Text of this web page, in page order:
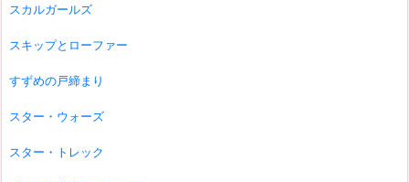
スカルガールズ
スキップとローファー
すずめの戸締まり
スター・ウォーズ
スター・トレック